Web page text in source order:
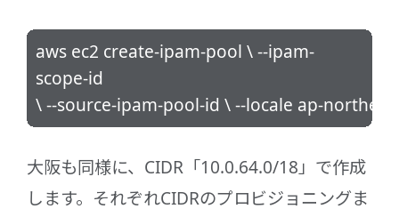
aws ec2 create-ipam-pool \ --ipam-
scope-id
\ --source-ipam-pool-id \ --locale ap-
大阪も同様に、CIDR「10.0.64.0/18」で作成
します。それぞれCIDRのプロビジョニングま